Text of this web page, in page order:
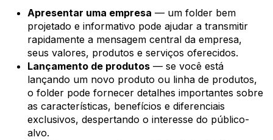
Apresentar uma empresa — um folder bem
projetado e informativo pode ajudar a transmitir
rapidamente a mensagem central da empresa,
seus valores, produtos e serviços oferecidos.
Lançamento de produtos — se você está
lançando um novo produto ou linha de produtos,
o folder pode fornecer detalhes importantes sobre
as características, benefícios e diferenciais
exclusivos, despertando o interesse do público-
alvo.